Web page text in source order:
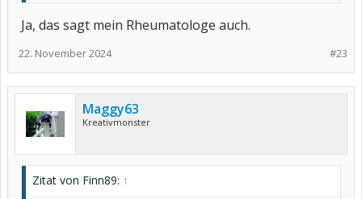
Ja, das sagt mein Rheumatologe auch.
#23
22. November 2024
Maggy63
Kreativmonster
Zitat von Finn89: ↑